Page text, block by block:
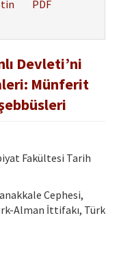
PDF
Devleti’ni
Münferit
Fakültesi Tarih
Cephesi,
Alman İttifakı, Türk